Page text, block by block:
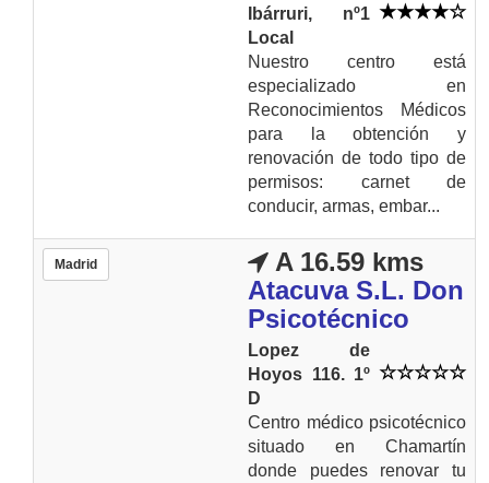
Ibárruri, nº1
Local
Nuestro centro está
especializado en
Reconocimientos Médicos
para la obtención y
renovación de todo tipo de
permisos: carnet de
conducir, armas, embar...
Madrid
A 16.59 kms
Atacuva S.L. Don
Psicotécnico
Lopez de
Hoyos 116. 1º
D
Centro médico psicotécnico
situado en Chamartín
donde puedes renovar tu